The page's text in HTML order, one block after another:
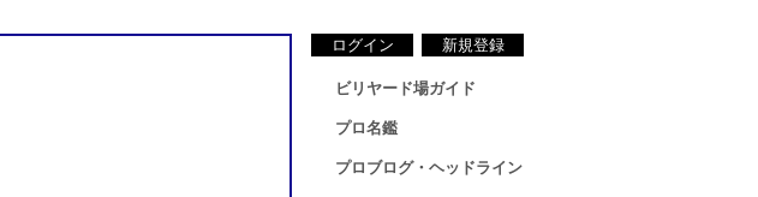
ログイン 新規登録
ビリヤード場ガイド
プロ名鑑
プロブログ・ヘッドライン